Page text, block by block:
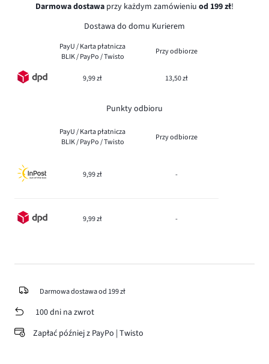
Darmowa dostawa przy każdym zamówieniu od 199 zł!
Dostawa do domu Kurierem
PayU / Karta płatnicza
BLIK / PayPo / Twisto
Przy odbiorze
9,99 zł 13,50 zł
Punkty odbioru
PayU / Karta płatnicza
BLIK / PayPo / Twisto
Przy odbiorze
9,99 zł -
9,99 zł -
Darmowa dostawa od 199 zł
100 dni na zwrot
Zapłać później z PayPo | Twisto